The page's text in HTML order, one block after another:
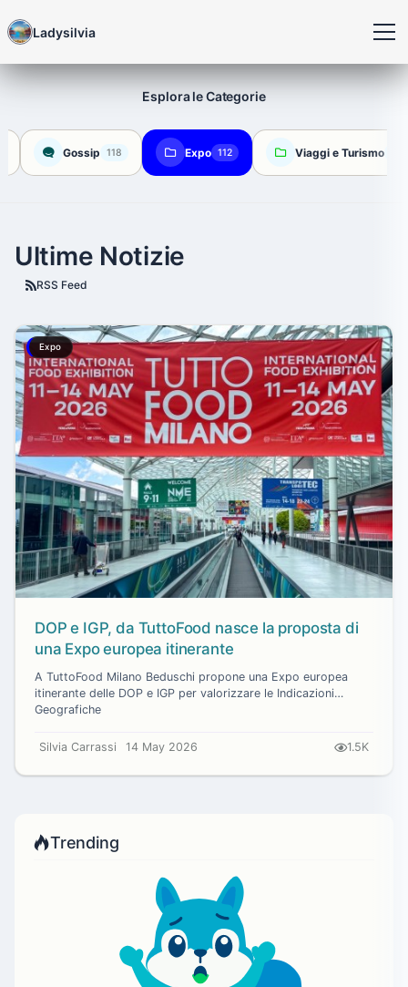
Ladysilvia
Esplora le Categorie
Gossip 118 Expo 112 Viaggi e Turismo
Ultime Notizie
RSS Feed
Expo
DOP e IGP, da TuttoFood nasce la proposta di
una Expo europea itinerante
A TuttoFood Milano Beduschi propone una Expo europea
itinerante delle DOP e IGP per valorizzare le Indicazioni
Geografiche
Silvia Carrassi 14 May 2026 1.5K
Trending